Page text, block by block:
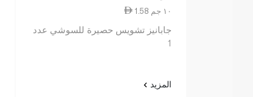
1.58 ١٠ جم
جابانيز تشويس حصيرة للسوشي عدد
1
المزيد